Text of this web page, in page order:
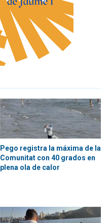
Pego registra la máxima de la
Comunitat con 40 grados en
plena ola de calor